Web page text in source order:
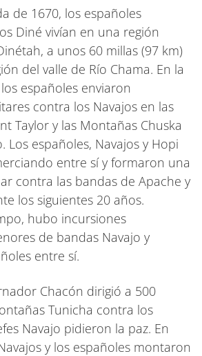
de 1670, los españoles
Diné vivían en una región
a unos 60 millas (97 km)
del valle de Río Chama. En la
españoles enviaron
contra los Navajos en las
Taylor y las Montañas Chuska
Los españoles, Navajos y Hopi
entre sí y formaron una
contra las bandas de Apache y
los siguientes 20 años.
hubo incursiones
de bandas Navajo y
entre sí.
Chacón dirigió a 500
Tunicha contra los
Navajo pidieron la paz. En
y los españoles montaron